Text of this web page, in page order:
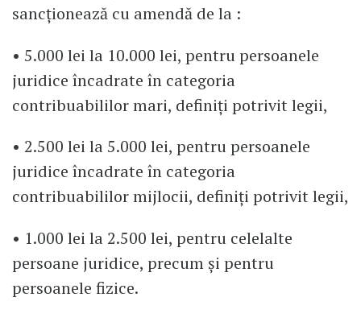
sancționează cu amendă de la :
• 5.000 lei la 10.000 lei, pentru persoanele
juridice încadrate în categoria
contribuabililor mari, definiți potrivit legii,
• 2.500 lei la 5.000 lei, pentru persoanele
juridice încadrate în categoria
contribuabililor mijlocii, definiți potrivit legii,
• 1.000 lei la 2.500 lei, pentru celelalte
persoane juridice, precum și pentru
persoanele fizice.